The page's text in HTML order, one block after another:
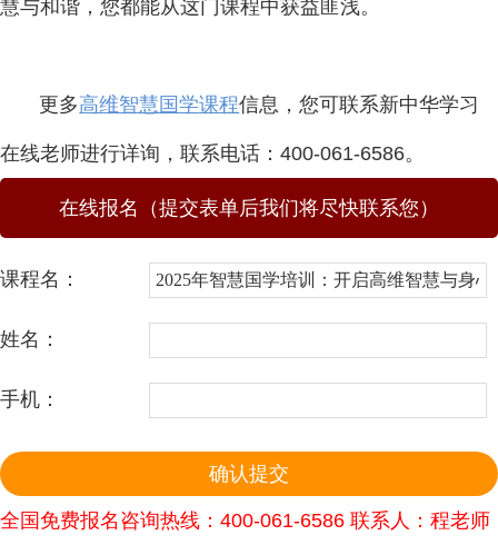
慧与和谐，您都能从这门课程中获益匪浅。
更多高维智慧国学课程信息，您可联系新中华学习
在线老师进行详询，联系电话：400-061-6586。
在线报名（提交表单后我们将尽快联系您）
课程名：
姓名：
手机：
全国免费报名咨询热线：400-061-6586 联系人：程老师